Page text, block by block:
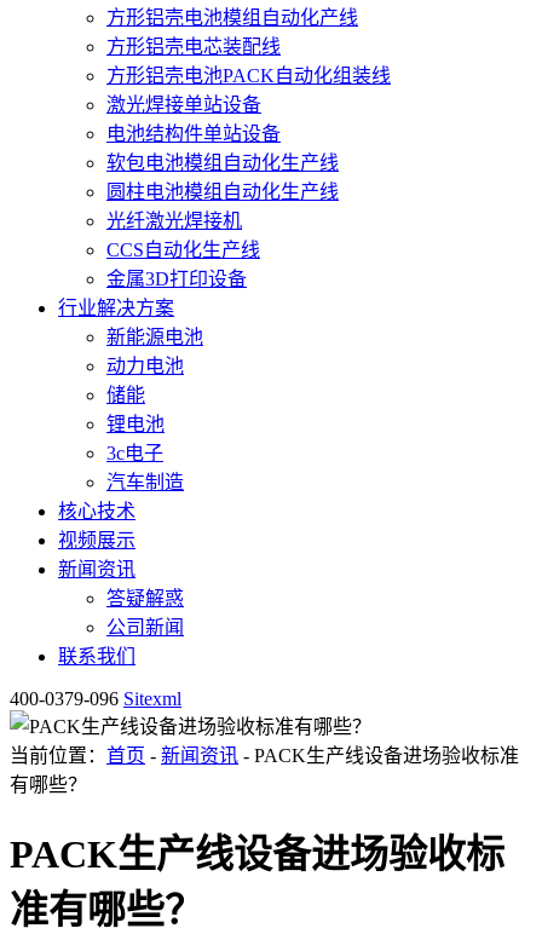
方形铝壳电池模组自动化产线
方形铝壳电芯装配线
方形铝壳电池PACK自动化组装线
激光焊接单站设备
电池结构件单站设备
软包电池模组自动化生产线
圆柱电池模组自动化生产线
光纤激光焊接机
CCS自动化生产线
金属3D打印设备
行业解决方案
新能源电池
动力电池
储能
锂电池
3c电子
汽车制造
核心技术
视频展示
新闻资讯
答疑解惑
公司新闻
联系我们
400-0379-096 Sitexml
当前位置： 首页 - 新闻资讯 - PACK生产线设备进场验收标准
有哪些？
PACK生产线设备进场验收标
准有哪些？